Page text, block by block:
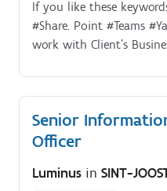
If you like these
#Share. Point #Teams
work with Client’s
Senior
Officer
Luminus in SINT-